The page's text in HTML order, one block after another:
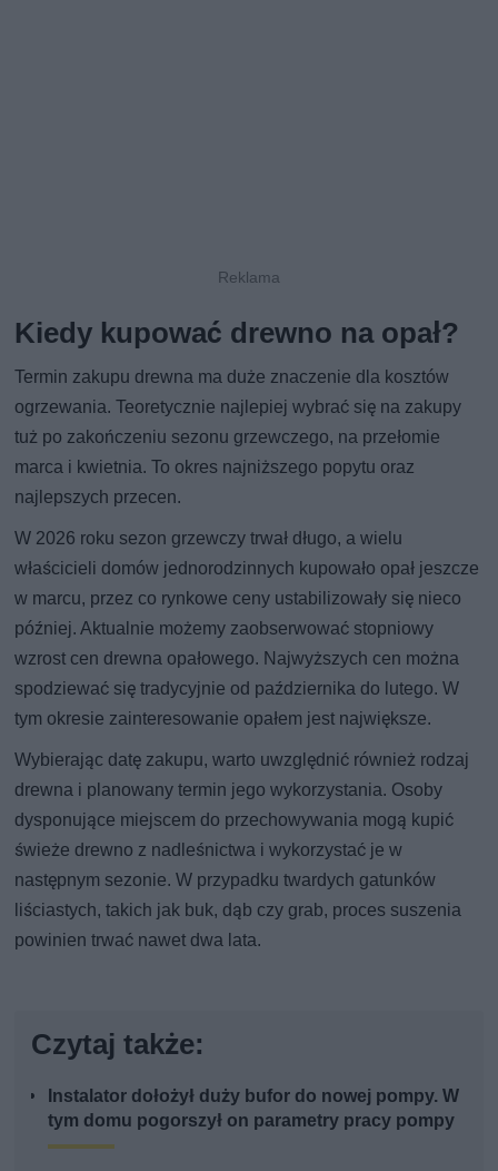
Kiedy kupować drewno na opał?
Termin zakupu drewna ma duże znaczenie dla kosztów
ogrzewania. Teoretycznie najlepiej wybrać się na zakupy
tuż po zakończeniu sezonu grzewczego, na przełomie
marca i kwietnia. To okres najniższego popytu oraz
najlepszych przecen.
W 2026 roku sezon grzewczy trwał długo, a wielu
właścicieli domów jednorodzinnych kupowało opał jeszcze
w marcu, przez co rynkowe ceny ustabilizowały się nieco
później. Aktualnie możemy zaobserwować stopniowy
wzrost cen drewna opałowego. Najwyższych cen można
spodziewać się tradycyjnie od października do lutego. W
tym okresie zainteresowanie opałem jest największe.
Wybierając datę zakupu, warto uwzględnić również rodzaj
drewna i planowany termin jego wykorzystania. Osoby
dysponujące miejscem do przechowywania mogą kupić
świeże drewno z nadleśnictwa i wykorzystać je w
następnym sezonie. W przypadku twardych gatunków
liściastych, takich jak buk, dąb czy grab, proces suszenia
powinien trwać nawet dwa lata.
Czytaj także:
Instalator dołożył duży bufor do nowej pompy. W
tym domu pogorszył on parametry pracy pompy